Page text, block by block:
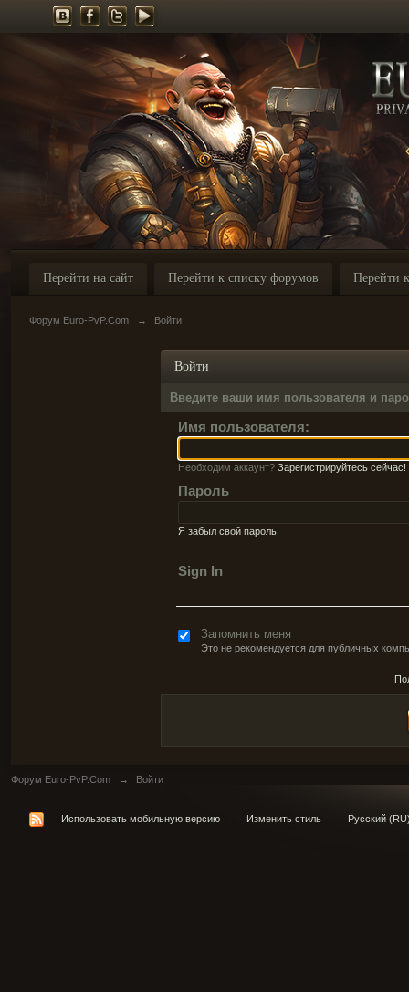
Перейти на сайт Перейти к списку форумов Перейти
Форум Euro-PvP.Com → Войти
Войти
Введите ваши имя пользователя и
Имя пользователя:
Необходим аккаунт? Зарегистрируйтесь сейчас!
Пароль
Я забыл свой пароль
Sign In
Запомнить меня
Это не рекомендуется для публичных
Форум Euro-PvP.Com → Войти
Использовать мобильную версию Изменить стиль Русский